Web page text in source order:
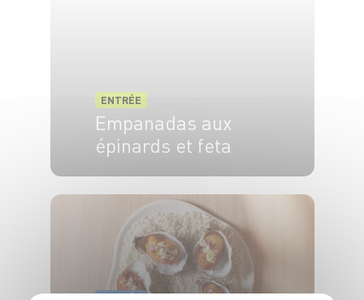
ENTRÉE
Empanadas aux
épinards et feta